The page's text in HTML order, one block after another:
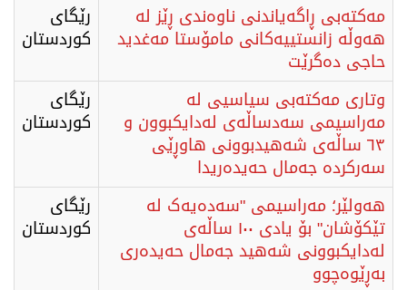
مەکتەبی ڕاگەیاندنی ناوەندی ڕێز لە
هەوڵە زانستییەکانی مامۆستا مەغدید
حاجی دەگرێت
رێگای
كوردستان
وتاری مەکتەبی سیاسیی ​لە
مەراسیمی سەدساڵەی لەدایکبوون و
٦٣ ساڵەی شەهیدبوونی هاوڕێی
سەرکردە جەمال حەیدەریدا
رێگای
كوردستان
هەولێر؛ مەراسیمی "سەدەیەک لە
تێکۆشان" بۆ یادی ١٠٠ ساڵەی
لەدایکبوونی شەهید جەمال حەیدەری
بەڕێوەچوو
رێگای
كوردستان